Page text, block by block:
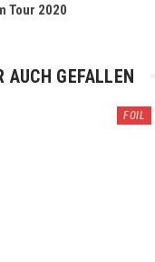
Tour 2020
AUCH GEFALLEN
FOIL